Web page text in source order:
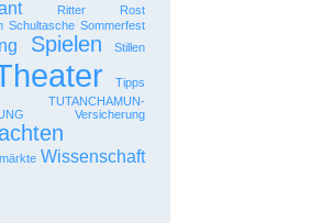
Ritter Rost
Schultasche Sommerfest
Spielen Stillen
Tipps
TUTANCHAMUN-
Versicherung
Wissenschaft